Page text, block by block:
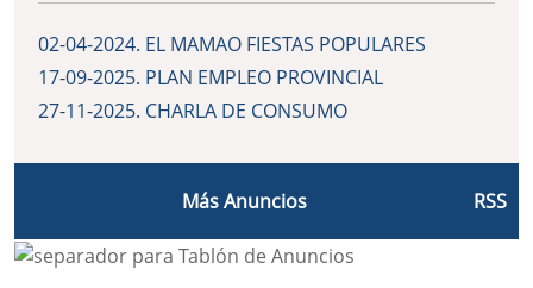
02-04-2024. EL MAMAO FIESTAS POPULARES
17-09-2025. PLAN EMPLEO PROVINCIAL
27-11-2025. CHARLA DE CONSUMO
Más Anuncios RSS